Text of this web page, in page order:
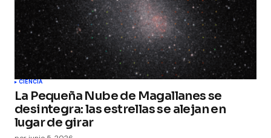
CIENCIA
La Pequeña Nube de Magallanes se
desintegra: las estrellas se alejan en
lugar de girar